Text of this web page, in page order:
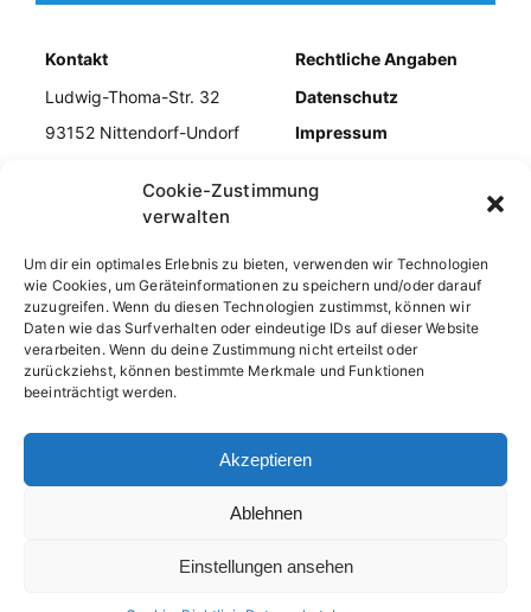
Cookie-Zustimmung
verwalten
Um dir ein optimales Erlebnis zu bieten, verwenden wir Technologien
wie Cookies, um Geräteinformationen zu speichern und/oder darauf
zuzugreifen. Wenn du diesen Technologien zustimmst, können wir
Daten wie das Surfverhalten oder eindeutige IDs auf dieser Website
verarbeiten. Wenn du deine Zustimmung nicht erteilst oder
zurückziehst, können bestimmte Merkmale und Funktionen
beeinträchtigt werden.
Akzeptieren
Ablehnen
Einstellungen ansehen
Kontakt
Ludwig-Thoma-Str. 32
93152 Nittendorf-Undorf
E-Mail info@kiebiz-
Rechtliche Angaben
Datenschutz
Impressum
Cookie-Richtlinie